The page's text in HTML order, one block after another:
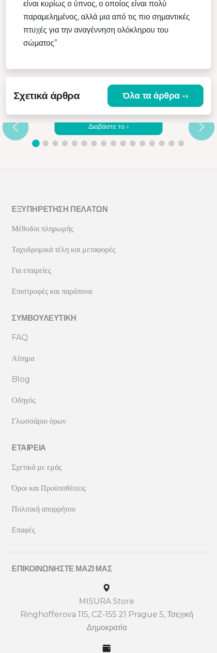
είναι κυρίως ο ύπνος, ο οποίος είναι πολύ
παραμελημένος, αλλά μια από τις πιο σημαντικές
πτυχές για την αναγέννηση ολόκληρου του
σώματος”
Σχετικά άρθρα Όλα τα άρθρα -›
ΓΙΑΤΊ ΝΑ ΕΠΙΛΈΞΕΤΕ ΈΝΑ ΠΟΙΟΤΙΚΌ
ΔΟΝΗΤΙΚΌ ΜΑΣΆΖ
Διαβάστε το ›
ΕΞΥΠΗΡΈΤΗΣΗ ΠΕΛΑΤΏΝ
Μέθοδοι πληρωμής
Ταχυδρομικά τέλη και μεταφορές
Για εταιρείες
Επιστροφές και παράπονα
ΣΥΜΒΟΥΛΕΥΤΙΚΉ
FAQ
Αίτημα
Blog
Οδηγός
Γλωσσάριο όρων
ΕΤΑΙΡΕΊΑ
Σχετικά με εμάς
Όροι και Προϋποθέσεις
Πολιτική απορρήτου
Επαφές
ΕΠΙΚΟΙΝΩΝΉΣΤΕ ΜΑΖΊ ΜΑΣ
MISURA Store
Ringhofferova 115, CZ-155 21 Prague 5, Τσεχική
Δημοκρατία